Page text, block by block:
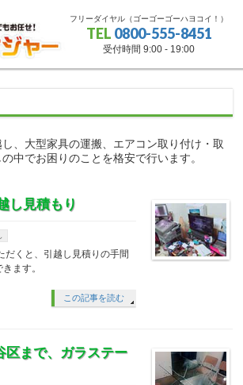
フリーダイヤル（ゴーゴーゴーハヨコイ！）
TEL 0800-555-8451
受付時間 9:00 - 19:00
、大型家具の運搬、エアコン取り付け・取
中でお困りのことを格安で行います。
し見積もり
だくと、引越し見積りの手間
ます。
この記事を読む
区まで、ガラステー